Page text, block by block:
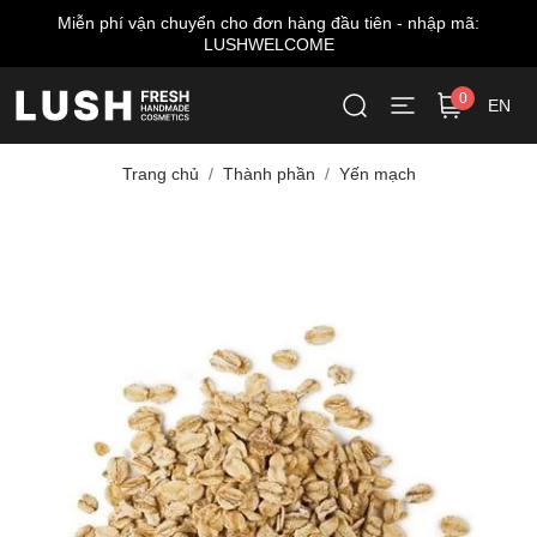
Miễn phí vận chuyển cho đơn hàng đầu tiên - nhập mã:
LUSHWELCOME
0 EN
Trang chủ Thành phần Yến mạch